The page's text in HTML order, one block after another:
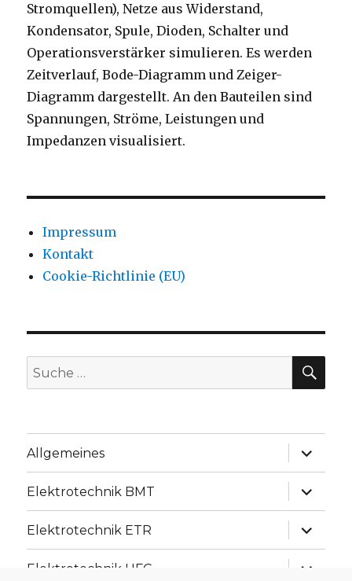
Stromquellen), Netze aus Widerstand,
Kondensator, Spule, Dioden, Schalter und
Operationsverstärker simulieren. Es werden
Zeitverlauf, Bode-Diagramm und Zeiger-
Diagramm dargestellt. An den Bauteilen sind
Spannungen, Ströme, Leistungen und
Impedanzen visualisiert.
Impressum
Kontakt
Cookie-Richtlinie (EU)
Suche
nach:
Allgemeines
Elektrotechnik BMT
Elektrotechnik ETR
Elektrotechnik UFC